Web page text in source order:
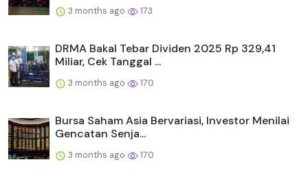
3 months ago 173
DRMA Bakal Tebar Dividen 2025 Rp 329,41
Miliar, Cek Tanggal ...
3 months ago 170
Bursa Saham Asia Bervariasi, Investor Menilai
Gencatan Senja...
3 months ago 170